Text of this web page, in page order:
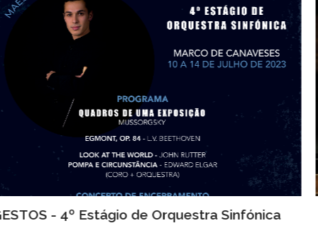
Cico de Piano em Novembro - Casa da Música